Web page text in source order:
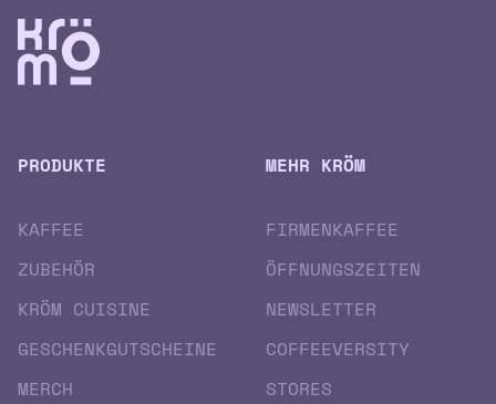
PRODUKTE
KAFFEE
ZUBEHÖR
KRÖM CUISINE
GESCHENK­GUTSCHEINE
MERCH
MEHR KRÖM
FIRMENKAFFEE
ÖFFNUNGSZEITEN
NEWSLETTER
COFFEEVERSITY
STORES